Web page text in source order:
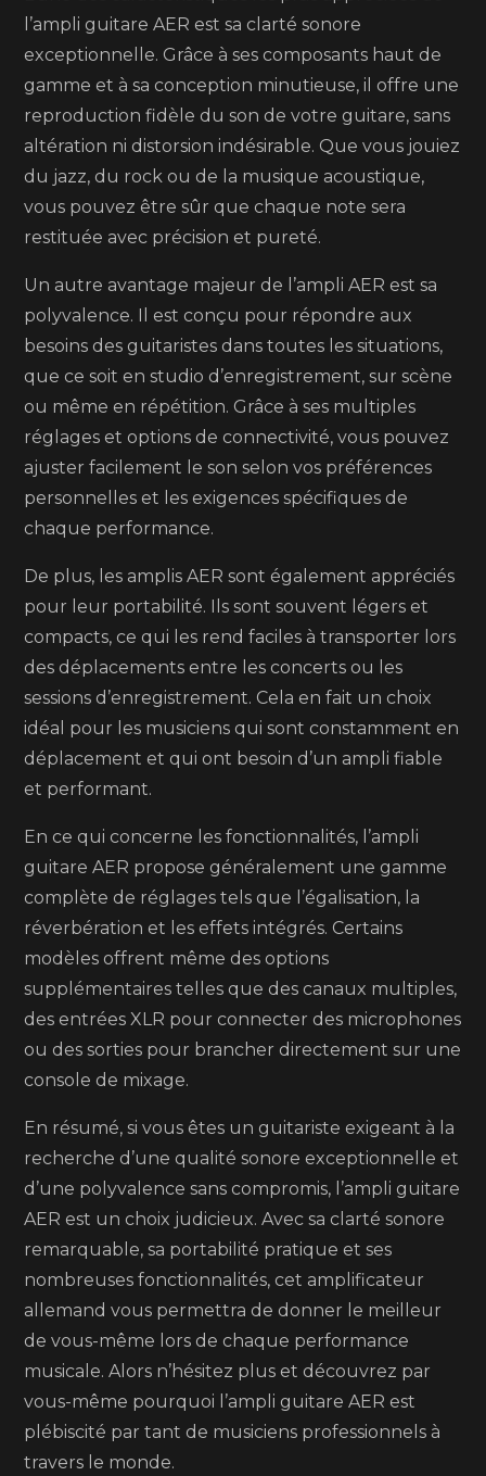
l’ampli guitare AER est sa clarté sonore
exceptionnelle. Grâce à ses composants haut de
gamme et à sa conception minutieuse, il offre une
reproduction fidèle du son de votre guitare, sans
altération ni distorsion indésirable. Que vous jouiez
du jazz, du rock ou de la musique acoustique,
vous pouvez être sûr que chaque note sera
restituée avec précision et pureté.
Un autre avantage majeur de l’ampli AER est sa
polyvalence. Il est conçu pour répondre aux
besoins des guitaristes dans toutes les situations,
que ce soit en studio d’enregistrement, sur scène
ou même en répétition. Grâce à ses multiples
réglages et options de connectivité, vous pouvez
ajuster facilement le son selon vos préférences
personnelles et les exigences spécifiques de
chaque performance.
De plus, les amplis AER sont également appréciés
pour leur portabilité. Ils sont souvent légers et
compacts, ce qui les rend faciles à transporter lors
des déplacements entre les concerts ou les
sessions d’enregistrement. Cela en fait un choix
idéal pour les musiciens qui sont constamment en
déplacement et qui ont besoin d’un ampli fiable
et performant.
En ce qui concerne les fonctionnalités, l’ampli
guitare AER propose généralement une gamme
complète de réglages tels que l’égalisation, la
réverbération et les effets intégrés. Certains
modèles offrent même des options
supplémentaires telles que des canaux multiples,
des entrées XLR pour connecter des microphones
ou des sorties pour brancher directement sur une
console de mixage.
En résumé, si vous êtes un guitariste exigeant à la
recherche d’une qualité sonore exceptionnelle et
d’une polyvalence sans compromis, l’ampli guitare
AER est un choix judicieux. Avec sa clarté sonore
remarquable, sa portabilité pratique et ses
nombreuses fonctionnalités, cet amplificateur
allemand vous permettra de donner le meilleur
de vous-même lors de chaque performance
musicale. Alors n’hésitez plus et découvrez par
vous-même pourquoi l’ampli guitare AER est
plébiscité par tant de musiciens professionnels à
travers le monde.